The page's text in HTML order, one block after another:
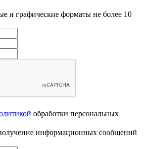
и графические форматы не более 10
обработки персональных
информационных сообщений